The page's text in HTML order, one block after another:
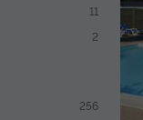
11
2
256